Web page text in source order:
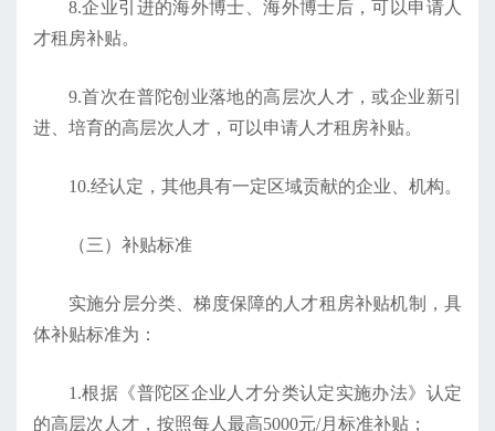
8.企业引进的海外博士、海外博士后，可以申请人
才租房补贴。
9.首次在普陀创业落地的高层次人才，或企业新引
进、培育的高层次人才，可以申请人才租房补贴。
10.经认定，其他具有一定区域贡献的企业、机构。
（三）补贴标准
实施分层分类、梯度保障的人才租房补贴机制，具
体补贴标准为：
1.根据《普陀区企业人才分类认定实施办法》认定
的高层次人才，按照每人最高5000元/月标准补贴；